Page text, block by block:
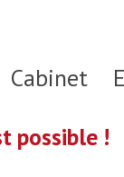
Cabinet
possible !